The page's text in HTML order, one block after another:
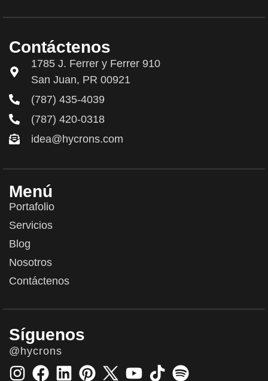
Contáctenos
1785 J. Ferrer y Ferrer 910
San Juan, PR 00921
(787) 435-4039
(787) 420-0318
idea@hycrons.com
Menú
Portafolio
Servicios
Blog
Nosotros
Contáctenos
Síguenos
@hycrons